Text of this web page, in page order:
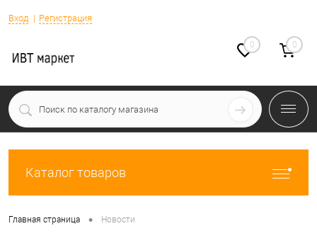
Вход Регистрация
0 0
Каталог товаров
Главная страница • Новости